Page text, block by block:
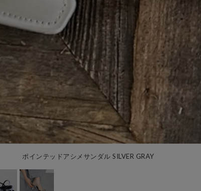
ポインテッドアシメサンダル SILVER GRAY